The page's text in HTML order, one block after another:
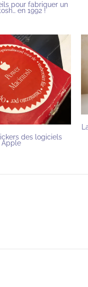
pour fabriquer un
en 1992 !
des logiciels
Apple